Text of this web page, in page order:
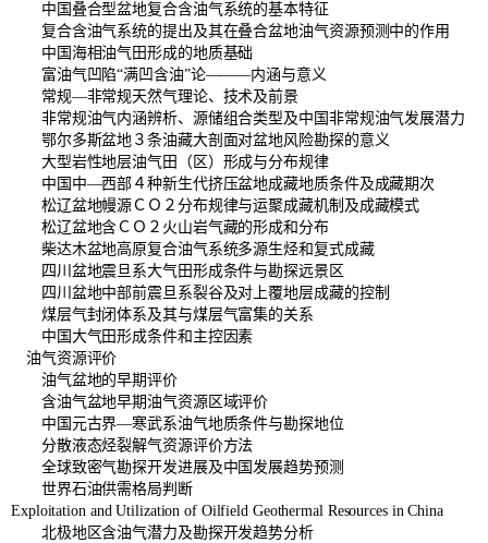
中国叠合型盆地复合含油气系统的基本特征
复合含油气系统的提出及其在叠合盆地油气资源预测中的作用
中国海相油气田形成的地质基础
富油气凹陷“满凹含油”论———内涵与意义
常规—非常规天然气理论、技术及前景
非常规油气内涵辨析、源储组合类型及中国非常规油气发展潜力
鄂尔多斯盆地３条油藏大剖面对盆地风险勘探的意义
大型岩性地层油气田（区）形成与分布规律
中国中—西部４种新生代挤压盆地成藏地质条件及成藏期次
松辽盆地幔源ＣＯ２分布规律与运聚成藏机制及成藏模式
松辽盆地含ＣＯ２火山岩气藏的形成和分布
柴达木盆地高原复合油气系统多源生烃和复式成藏
四川盆地震旦系大气田形成条件与勘探远景区
四川盆地中部前震旦系裂谷及对上覆地层成藏的控制
煤层气封闭体系及其与煤层气富集的关系
中国大气田形成条件和主控因素
油气资源评价
油气盆地的早期评价
含油气盆地早期油气资源区域评价
中国元古界—寒武系油气地质条件与勘探地位
分散液态烃裂解气资源评价方法
全球致密气勘探开发进展及中国发展趋势预测
世界石油供需格局判断
Exploitation and Utilization of Oilfield Geothermal Resources in China
北极地区含油气潜力及勘探开发趋势分析